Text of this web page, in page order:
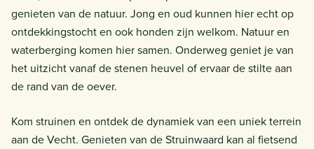
genieten van de natuur. Jong en oud kunnen hier echt op
ontdekkingstocht en ook honden zijn welkom. Natuur en
waterberging komen hier samen. Onderweg geniet je van
het uitzicht vanaf de stenen heuvel of ervaar de stilte aan
de rand van de oever.
Kom struinen en ontdek de dynamiek van een uniek terrein
aan de Vecht. Genieten van de Struinwaard kan al fietsend